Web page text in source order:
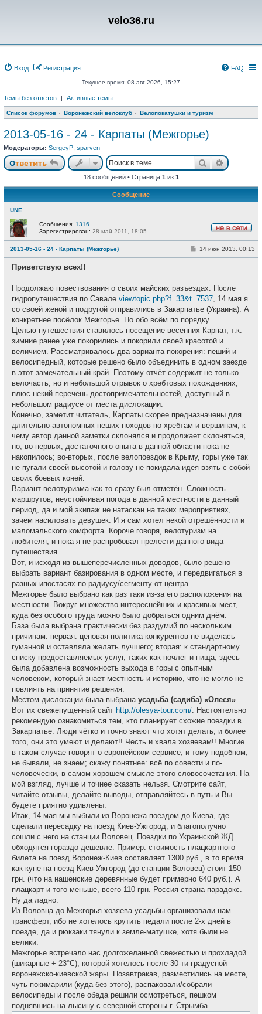
velo36.ru
Вход Регистрация FAQ
Текущее время: 08 авг 2026, 15:27
Темы без ответов | Активные темы
Список форумов Воронежский велоклуб Велопокатушки и туризм
2013-05-16 - 24 - Карпаты (Межгорье)
Модераторы: SergeyP sparven
Ответить Поиск
18 сообщений • Страница 1 из 1
Сообщение
UNE
е
в
с
Сообщения: 1316
Зарегистрирован: 28 май 2011, 18:05
2013-05-16 - 24 - Карпаты (Межгорье)
С
н
и
14 июн 2013, 00:13
Приветствую всех!!
Продолжаю повествования о своих майских разъездах. После
гидропутешествия по Савале viewtopic.php?f=33&t=7537, 14 мая я
со своей женой и подругой отправились в Закарпатье (Украина). А
конкретнее посёлок Межгорье. Но обо всём по порядку.
Целью путешествия ставилось посещение весенних Карпат, т.к.
зимние ранее уже покорились и покорили своей красотой и
величием. Рассматривалось два варианта покорения: пеший и
велосипедный, которые решено было объединить в одном заезде
в этот замечательный край. Поэтому отчёт содержит не только
велочасть, но и небольшой отрывок о хребтовых похождениях,
плюс некий перечень достопримечательностей, доступный в
небольшом радиусе от места дислокации.
Конечно, заметит читатель, Карпаты скорее предназначены для
длительно-автономных пеших походов по хребтам и вершинам, к
чему автор данной заметки склонялся и продолжает склоняться,
но, во-первых, достаточного опыта в данной области пока не
накопилось; во-вторых, после велопоездок в Крыму, горы уже так
не пугали своей высотой и голову не покидала идея взять с собой
своих боевых коней.
Вариант велотуризма как-то сразу был отметён. Сложность
маршрутов, неустойчивая погода в данной местности в данный
период, да и мой экипаж не натаскан на таких мероприятиях,
зачем насиловать девушек. И я сам хотел некой отрешённости и
маломальского комфорта. Короче говоря, велотуризм на
любителя, и пока я не распробовал прелести данного вида
путешествия.
Вот, и исходя из вышеперечисленных доводов, было решено
выбрать вариант базирования в одном месте, и передвигаться в
разных ипостасях по радиусу/сегменту от центра.
Межгорье было выбрано как раз таки из-за его расположения на
местности. Вокруг множество интереснейших и красивых мест,
куда без особого труда можно было добраться одним днём.
База была выбрана практически без раздумий по нескольким
причинам: первая: ценовая политика конкурентов не виделась
гуманной и оставляла желать лучшего; вторая: к стандартному
списку предоставляемых услуг, таких как ночлег и пища, здесь
была добавлена возможность выхода в горы с опытным
человеком, который знает местность и историю, что не могло не
повлиять на принятие решения.
Местом дислокации была выбрана усадьба (садиба) «Олеся».
Вот их свежепущенный сайт http://olesya-tour.com/. Настоятельно
рекомендую ознакомиться тем, кто планирует схожие поездки в
Закарпатье. Люди чётко и точно знают что хотят делать, и более
того, они это умеют и делают!! Честь и хвала хозяевам!! Многие
в таком случае говорят о европейском сервисе, и тому подобном;
не бывали, не знаем; скажу понятнее: всё по совести и по-
человечески, в самом хорошем смысле этого словосочетания. На
мой взгляд, лучше и точнее сказать нельзя. Смотрите сайт,
читайте отзывы, делайте выводы, отправляйтесь в путь и Вы
будете приятно удивлены.
Итак, 14 мая мы выбыли из Воронежа поездом до Киева, где
сделали пересадку на поезд Киев-Ужгород, и благополучно
сошли с него на станции Воловец. Поездки по Украинской ЖД
обходятся гораздо дешевле. Пример: стоимость плацкартного
билета на поезд Воронеж-Киев составляет 1300 руб., в то время
как купе на поезд Киев-Ужгород (до станции Воловец) стоит 150
грн. (что на нашенские деревянные будет примерно 640 руб.). А
плацкарт и того меньше, всего 110 грн. Россия страна парадокс.
Ну да ладно.
Из Воловца до Межгорья хозяева усадьбы организовали нам
трансферт, ибо не хотелось крутить педали после 2-х дней в
поезде, да и рюкзаки тянули к земле-матушке, хотя были не
велики.
Межгорье встречало нас долгожеланной свежестью и прохладой
(шикарные + 23°С), которой хотелось после 30-ти градусной
воронежско-киевской жары. Позавтракав, разместились на месте,
чуть покимарили (куда без этого), распаковали/собрали
велосипеды и после обеда решили осмотреться, пешком
поднявшись на лысину с северной стороны г. Стрымба.